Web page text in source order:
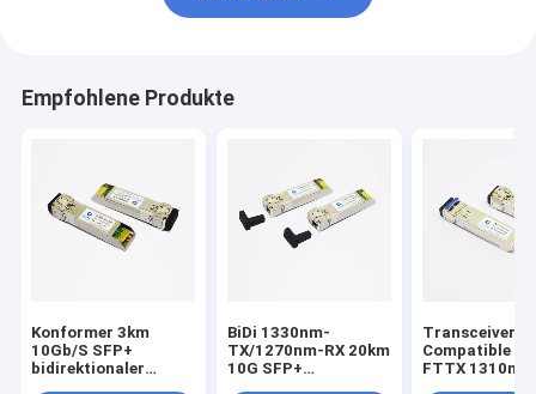
Empfohlene Produkte
Konformer 3km
10Gb/S SFP+
bidirektionaler
BiDi 1330nm-
TX/1270nm-RX 20km
10G SFP+
Transceiver
Compatible
FTTX 1310nm